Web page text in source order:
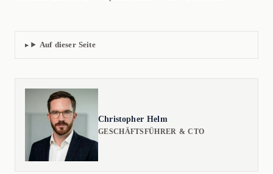
Auf dieser Seite
Christopher Helm
GESCHÄFTSFÜHRER & CTO